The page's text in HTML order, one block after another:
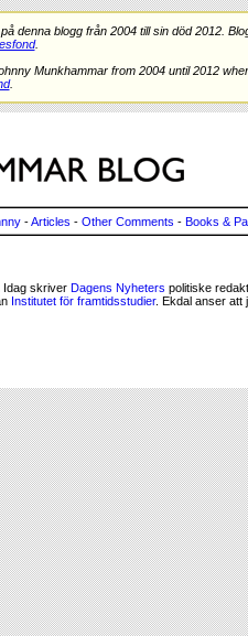
denna blogg från 2004 till sin död 2012.
.
Munkhammar from 2004 until 2012
.
-Articles - Other Comments - Books &
Idag skriver Dagens Nyheters politiske
Institutet för framtidsstudier. Ekdal anser att